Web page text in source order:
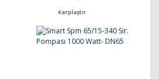
Karşılaştır